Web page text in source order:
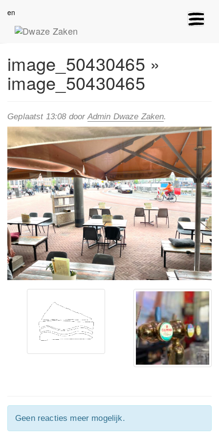
Toggle
en
image_50430465 »
image_50430465
Geplaatst 13:08doorAdmin Dwaze Zaken.
Geen reacties meer mogelijk.